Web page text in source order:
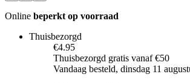
Online beperkt op voorraad
Thuisbezorgd
€4.95
Thuisbezorgd gratis vanaf €50
Vandaag besteld, dinsdag 11